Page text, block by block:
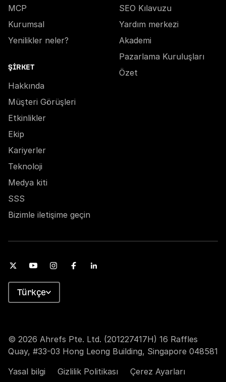
MCP
Kurumsal
Yenilikler neler?
ŞIRKET
Hakkında
Müşteri Görüşleri
Etkinlikler
Ekip
Kariyerler
Teknoloji
Medya kiti
SSS
Bizimle iletişime geçin
SEO Kılavuzu
Yardım merkezi
Akademi
Pazarlama Kuruluşları
Özet
© 2026 Ahrefs Pte. Ltd. (201227417H) 16 Raffles
Quay, #33-03 Hong Leong Building, Singapore 048581
Yasal bilgi
Gizlilik Politikası
Çerez Ayarları
Türkçe